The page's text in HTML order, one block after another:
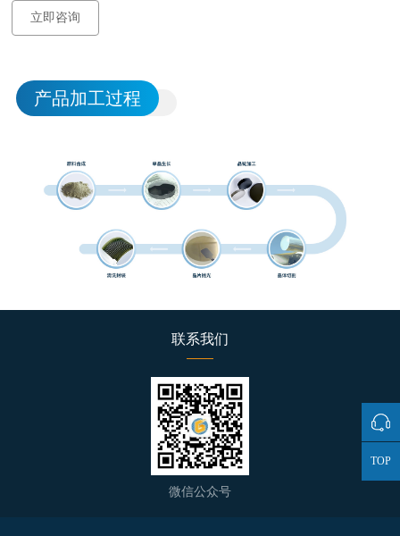
立即咨询
产品加工过程
联系我们
微信公众号
TOP